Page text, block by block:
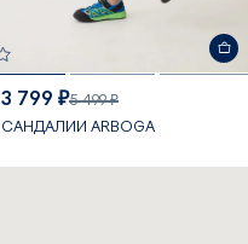
3 799 ₽5 499 ₽
САНДАЛИИ ARBOGA